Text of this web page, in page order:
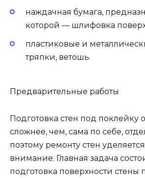
наждачная бумага,
которой — шлифовка
пластиковые и
тряпки, ветошь.
Предварительные работы
Подготовка стен под поклейку
сложнее, чем, сама по себе,
поэтому ремонту стен
внимание. Главная задача
подготовка поверхности стены